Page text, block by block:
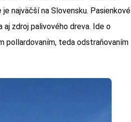
najväčší na Slovensku. Pasienkové
zdroj palivového dreva. Ide o
pollardovaním, teda odstraňovaním